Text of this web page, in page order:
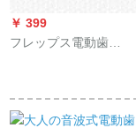
￥ 399
フレップス電動歯ブ
ブラシHX 9192/01ブ
ルートゥース版